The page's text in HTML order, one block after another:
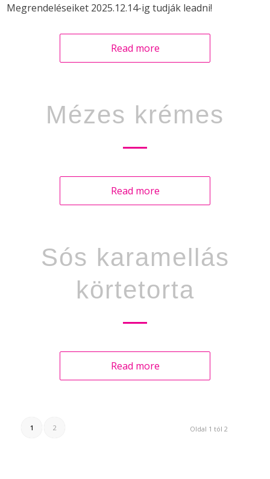
Megrendeléseiket 2025.12.14-ig tudják leadni!
Read more
Mézes krémes
Read more
Sós karamellás
körtetorta
Read more
Oldal 1 tól 2
1 2